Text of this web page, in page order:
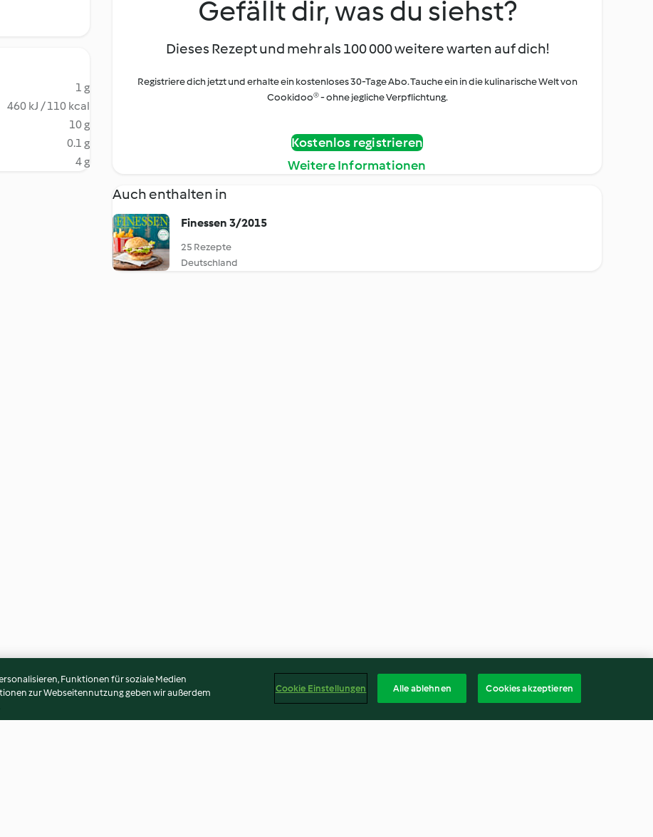
1 g
460 kJ / 110 kcal
10 g
0.1 g
4 g
Gefällt dir, was du siehst?
Dieses Rezept und mehr als 100 000 weitere warten auf dich!
Registriere dich jetzt und erhalte ein kostenloses 30-Tage Abo. Tauche ein in die kulinarische Welt von
Cookidoo® - ohne jegliche Verpflichtung.
Kostenlos registrieren
Weitere Informationen
Auch enthalten in
Finessen 3/2015
25 Rezepte
Deutschland
Funktionen für soziale Medien
zur Webseitennutzung geben wir außerdem
Cookie Einstellungen Alle ablehnen Cookies akzeptieren